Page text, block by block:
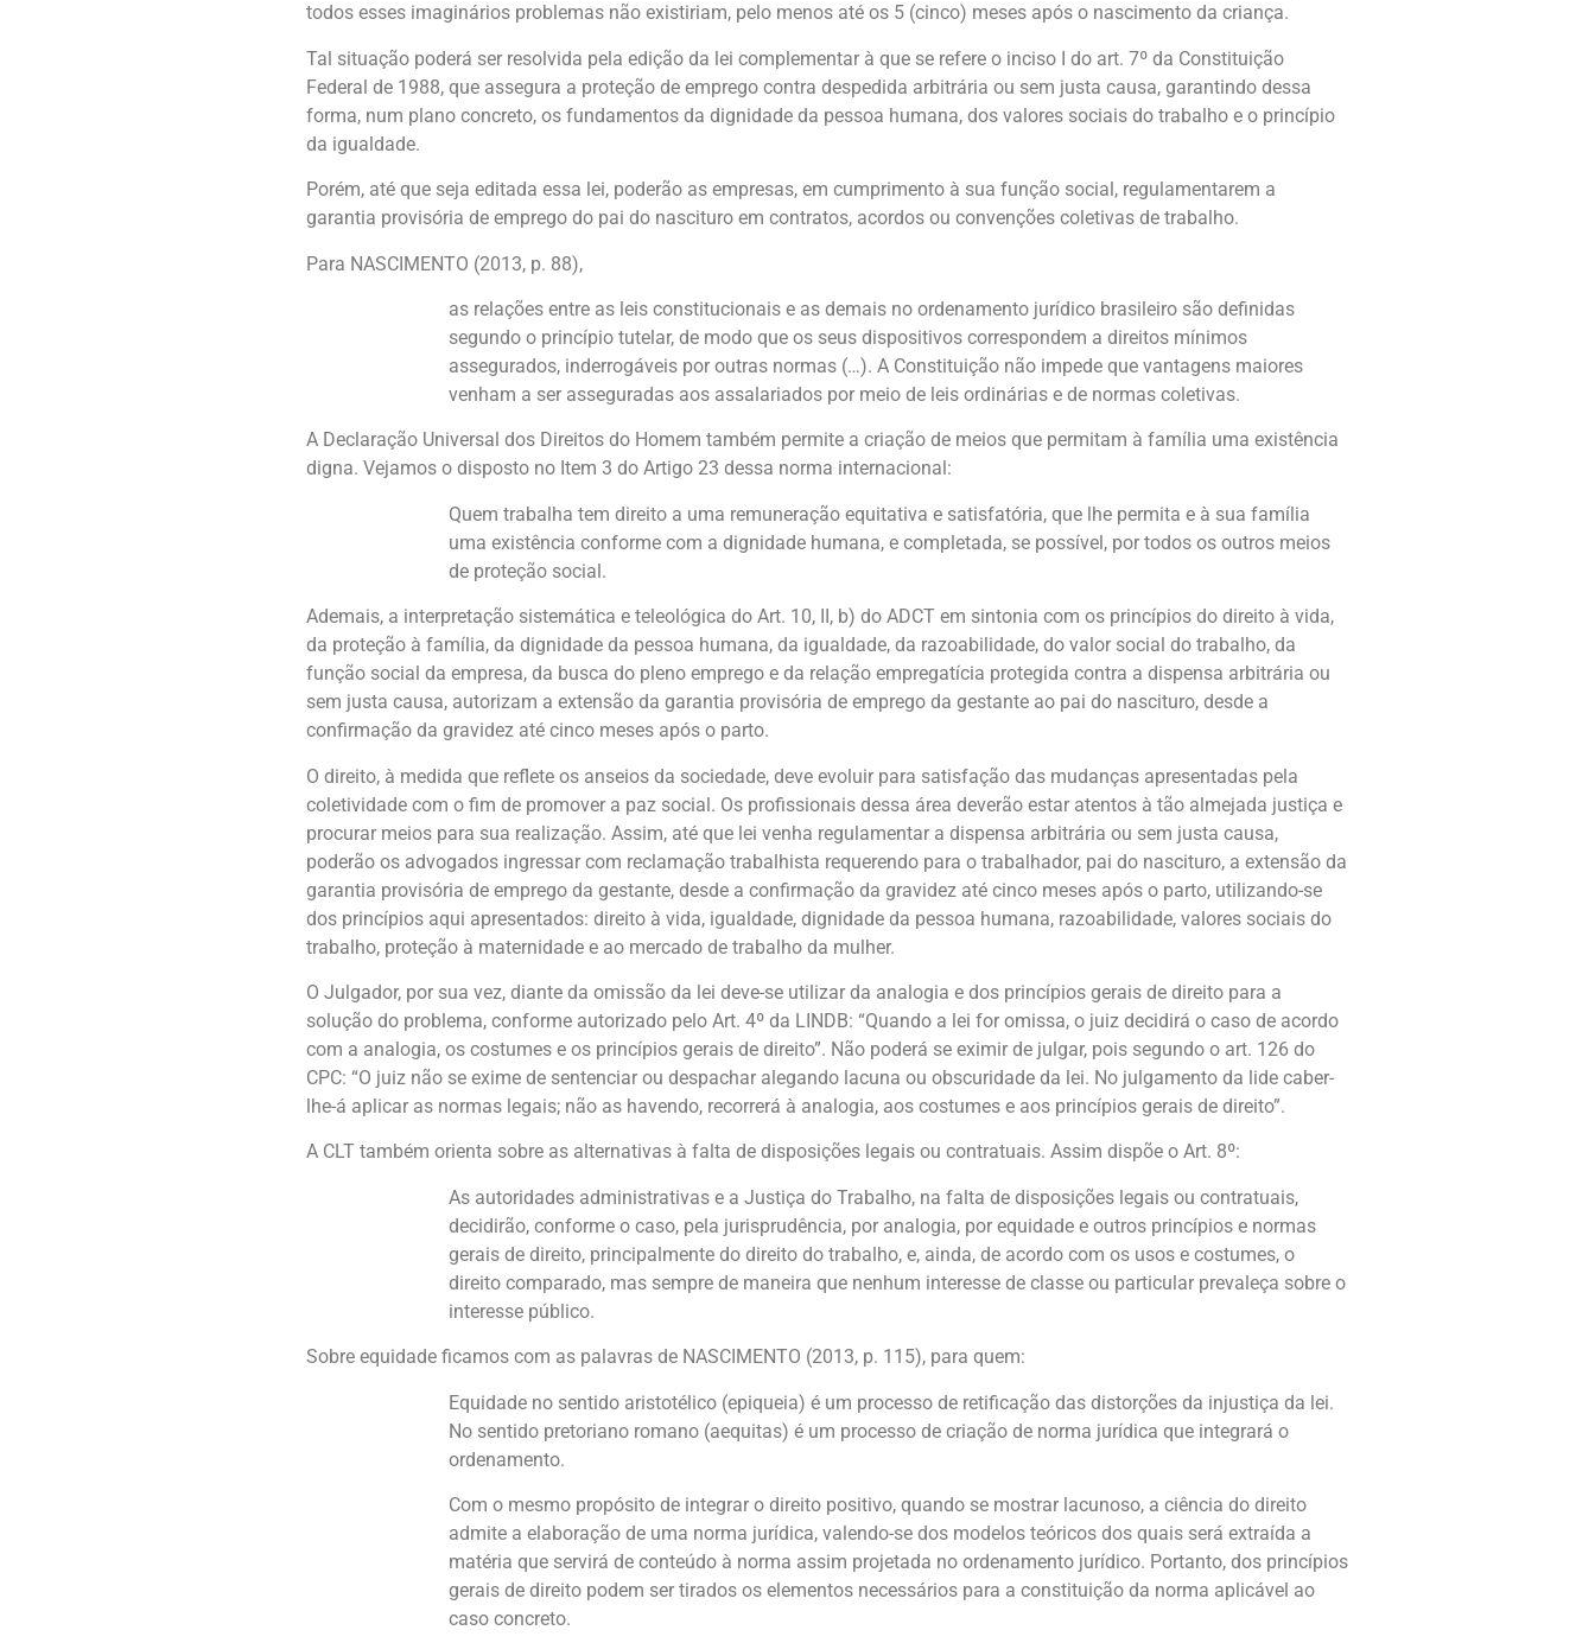
todos esses imaginários problemas não existiriam, pelo menos até os 5 (cinco) meses após o nascimento da criança.
Tal situação poderá ser resolvida pela edição da lei complementar à que se refere o inciso I do art. 7º da Constituição
Federal de 1988, que assegura a proteção de emprego contra despedida arbitrária ou sem justa causa, garantindo dessa
forma, num plano concreto, os fundamentos da dignidade da pessoa humana, dos valores sociais do trabalho e o princípio
da igualdade.
Porém, até que seja editada essa lei, poderão as empresas, em cumprimento à sua função social, regulamentarem a
garantia provisória de emprego do pai do nascituro em contratos, acordos ou convenções coletivas de trabalho.
Para NASCIMENTO (2013, p. 88),
as relações entre as leis constitucionais e as demais no ordenamento jurídico brasileiro são definidas
segundo o princípio tutelar, de modo que os seus dispositivos correspondem a direitos mínimos
assegurados, inderrogáveis por outras normas (…). A Constituição não impede que vantagens maiores
venham a ser asseguradas aos assalariados por meio de leis ordinárias e de normas coletivas.
A Declaração Universal dos Direitos do Homem também permite a criação de meios que permitam à família uma existência
digna. Vejamos o disposto no Item 3 do Artigo 23 dessa norma internacional:
Quem trabalha tem direito a uma remuneração equitativa e satisfatória, que lhe permita e à sua família
uma existência conforme com a dignidade humana, e completada, se possível, por todos os outros meios
de proteção social.
Ademais, a interpretação sistemática e teleológica do Art. 10, II, b) do ADCT em sintonia com os princípios do direito à vida,
da proteção à família, da dignidade da pessoa hu­mana, da igualdade, da razoabilidade, do valor social do trabalho, da
função social da empresa, da busca do pleno emprego e da relação empregatícia protegida contra a dispensa arbitrária ou
sem justa causa, autorizam a extensão da garantia provisória de emprego da gestante ao pai do nascituro, desde a
confirmação da gravidez até cinco meses após o parto.
O direito, à medida que reflete os anseios da sociedade, deve evoluir para satisfação das mudanças apresentadas pela
coletividade com o fim de promover a paz social. Os profissionais dessa área deverão estar atentos à tão almejada justiça e
procurar meios para sua realização. Assim, até que lei venha regulamentar a dispensa arbitrária ou sem justa causa,
poderão os advogados ingressar com reclamação trabalhista requerendo para o trabalhador, pai do nascituro, a extensão da
garantia provisória de emprego da gestante, desde a confirmação da gravidez até cinco meses após o parto, utilizando-se
dos princípios aqui apresentados: direito à vida, igualdade, dignidade da pessoa humana, razoabilidade, valores sociais do
trabalho, proteção à maternidade e ao mercado de trabalho da mulher.
O Julgador, por sua vez, diante da omissão da lei deve-se utilizar da analogia e dos princípios gerais de direito para a
solução do problema, conforme autorizado pelo Art. 4º da LINDB: “Quando a lei for omissa, o juiz decidirá o caso de acordo
com a analogia, os costumes e os princípios gerais de direito”. Não poderá se eximir de julgar, pois segundo o art. 126 do
CPC: “O juiz não se exime de sentenciar ou despachar alegando lacuna ou obscuridade da lei. No julgamento da lide caber-
lhe-á aplicar as normas legais; não as havendo, recorrerá à analogia, aos costumes e aos princípios gerais de direito”.
A CLT também orienta sobre as alternativas à falta de disposições legais ou contratuais. Assim dispõe o Art. 8º:
As autoridades administrativas e a Justiça do Trabalho, na falta de disposições legais ou contratuais,
decidirão, conforme o caso, pela jurisprudência, por analogia, por equidade e outros princípios e normas
gerais de direito, principalmente do direito do trabalho, e, ainda, de acordo com os usos e costumes, o
direito comparado, mas sempre de maneira que nenhum interesse de classe ou particular prevaleça sobre o
interesse público.
Sobre equidade ficamos com as palavras de NASCIMENTO (2013, p. 115), para quem:
Equidade no sentido aristotélico (epiqueia) é um processo de retificação das distorções da injustiça da lei.
No sentido pretoriano romano (aequitas) é um processo de criação de norma jurídica que integrará o
ordenamento.
Com o mesmo propósito de integrar o direito positivo, quando se mostrar lacunoso, a ciência do direito
admite a elaboração de uma norma jurídica, valendo-se dos modelos teóricos dos quais será extraída a
matéria que servirá de conteúdo à norma assim projetada no ordenamento jurídico. Portanto, dos princípios
gerais de direito podem ser tirados os elementos necessários para a constituição da norma aplicável ao
caso concreto.